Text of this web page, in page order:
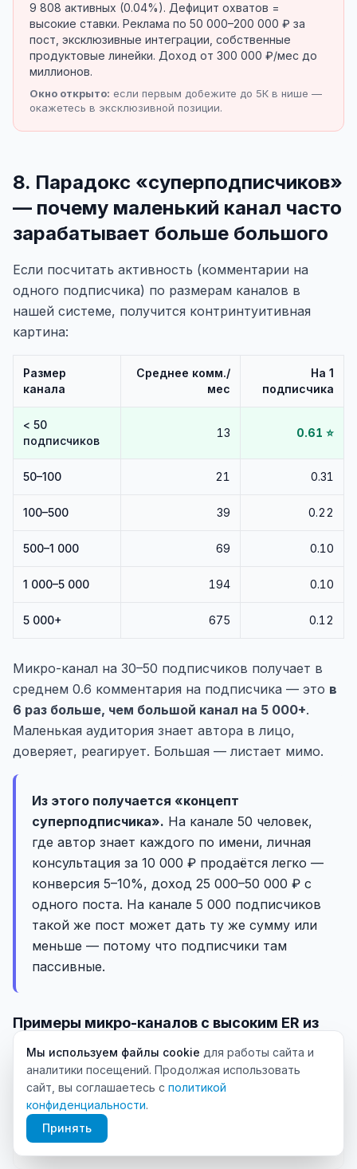
9 808 активных (0.04%). Дефицит охватов =
высокие ставки. Реклама по 50 000–200 000 ₽ за
пост, эксклюзивные интеграции, собственные
продуктовые линейки. Доход от 300 000 ₽/мес до
миллионов.
Окно открыто: если первым добежите до 5К в нише —
окажетесь в эксклюзивной позиции.
8. Парадокс «суперподписчиков»
— почему маленький канал часто
зарабатывает больше большого
Если посчитать активность (комментарии на
одного подписчика) по размерам каналов в
нашей системе, получится контринтуитивная
картина:
Размер
канала
Среднее комм./
мес
На 1
подписчика
< 50
подписчиков
13 0.61 ⭐
50–100 21 0.31
100–500 39 0.22
500–1 000 69 0.10
1 000–5 000 194 0.10
5 000+ 675 0.12
Микро-канал на 30–50 подписчиков получает в
среднем 0.6 комментария на подписчика — это в
6 раз больше, чем большой канал на 5 000+.
Маленькая аудитория знает автора в лицо,
доверяет, реагирует. Большая — листает мимо.
Из этого получается «концепт
суперподписчика». На канале 50 человек,
где автор знает каждого по имени, личная
консультация за 10 000 ₽ продаётся легко —
конверсия 5–10%, доход 25 000–50 000 ₽ с
одного поста. На канале 5 000 подписчиков
такой же пост может дать ту же сумму или
меньше — потому что подписчики там
пассивные.
Примеры микро-каналов с высоким ER из
нашей базы
Фан-сообщество по супергероике:
подписчиков, ER 0.85 (по 0.85 комментария в месяц
на каждого). Потенциальная модель — закрытый
платный фан-клуб, партнёрки с тематическим
Мы используем файлы cookie для работы сайта и
аналитики посещений. Продолжая использовать
сайт, вы соглашаетесь с политикой
конфиденциальности.
Принять